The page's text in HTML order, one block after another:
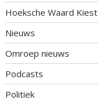
Hoeksche Waard Kiest
Nieuws
Omroep nieuws
Podcasts
Politiek